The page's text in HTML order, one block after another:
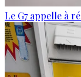
Le G7 appelle à